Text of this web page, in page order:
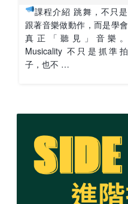
課程介紹 跳舞，不只是
跟著音樂做動作，而是學會
真正「聽見」音樂。
Musicality 不只是抓準拍
子，也不 …